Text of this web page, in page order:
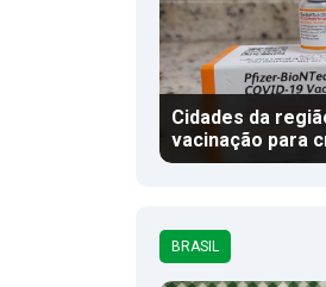
Cidades da
vacinação para
BRASIL